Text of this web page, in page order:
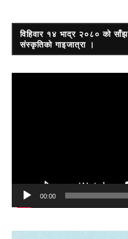
विहिवार १४ भाद्र २०८० को साँझ
संस्कृतिको गाइजात्रा ।
00:00